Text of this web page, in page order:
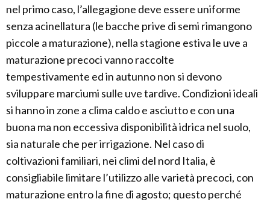
nel primo caso, l’allegagione deve essere uniforme
senza acinellatura (le bacche prive di semi rimangono
piccole a maturazione), nella stagione estiva le uve a
maturazione precoci vanno raccolte
tempestivamente ed in autunno non si devono
sviluppare marciumi sulle uve tardive. Condizioni ideali
si hanno in zone a clima caldo e asciutto e con una
buona ma non eccessiva disponibilità idrica nel suolo,
sia naturale che per irrigazione. Nel caso di
coltivazioni familiari, nei climi del nord Italia, è
consigliabile limitare l’utilizzo alle varietà precoci, con
maturazione entro la fine di agosto; questo perché